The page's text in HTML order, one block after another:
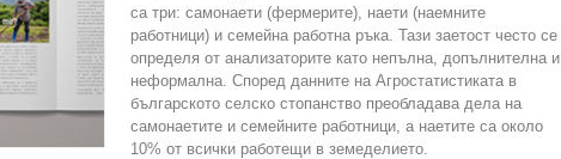
са три: самонаети (фермерите), наети (наемните
работници) и семейна работна ръка. Тази заетост често се
определя от анализаторите като непълна, допълнителна и
неформална. Според данните на Агростатистиката в
българското селско стопанство преобладава дела на
самонаетите и семейните работници, а наетите са около
10% от всички работещи в земеделието.